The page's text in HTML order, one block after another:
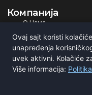
Компанија
О Нама
Дигитална Телевизија
Дигитални Радио
Емитовање Програма
Сертификати
Ovaj sajt koristi
unapređenja
uvek aktivni. Kolačiće
Više informacija: